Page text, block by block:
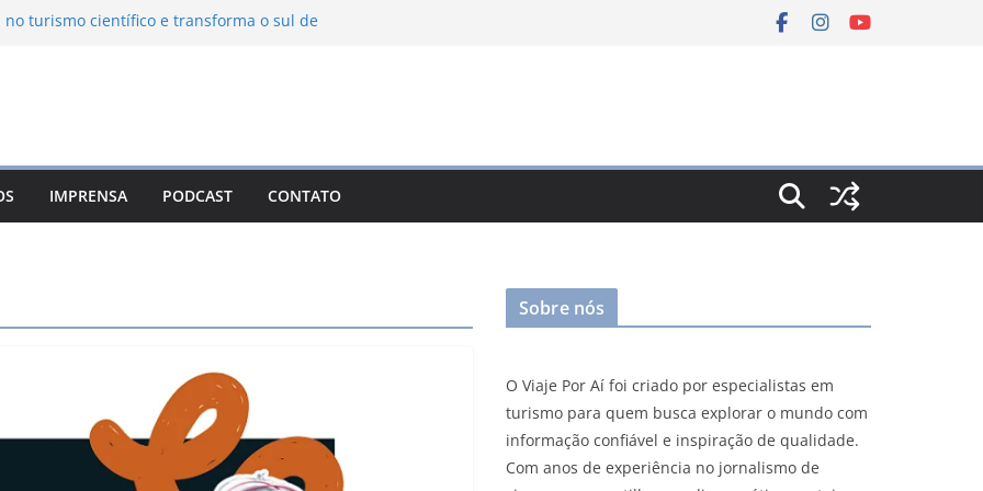
turismo científico e transforma o sul de
Campos do Jordão
León: o Pueblo Mágico com ruas
e turismo à beira da represa
IMPRENSA PODCAST CONTATO
Sobre nós
O Viaje Por Aí foi criado por especialistas em
turismo para quem busca explorar o mundo com
informação confiável e inspiração de qualidade.
Com anos de experiência no jornalismo de